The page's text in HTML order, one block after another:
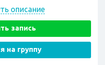
описание
запись
на группу